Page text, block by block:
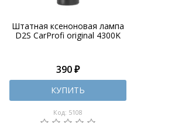
Штатная ксеноновая лампа
D2S CarProfi original 4300K
390 ₽
КУПИТЬ
Код: 5108